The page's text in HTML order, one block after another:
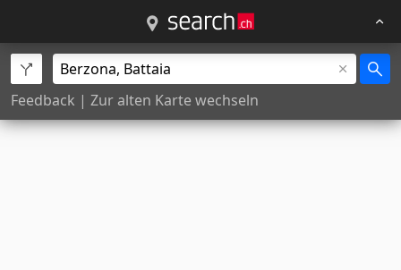
Feedback | Zur alten Karte wechseln